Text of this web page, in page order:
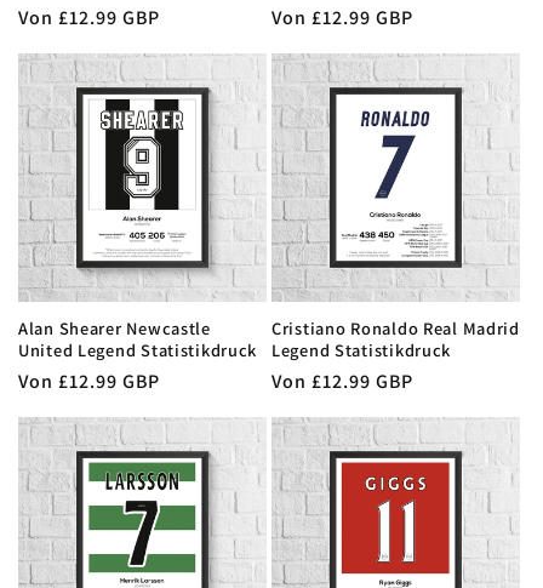
Normaler
Preis
Von £12.99 GBP
Normaler
Preis
Von £12.99 GBP
Alan Shearer Newcastle
United Legend Statistikdruck
Normaler
Preis
Von £12.99 GBP
Cristiano Ronaldo Real Madrid
Legend Statistikdruck
Normaler
Preis
Von £12.99 GBP